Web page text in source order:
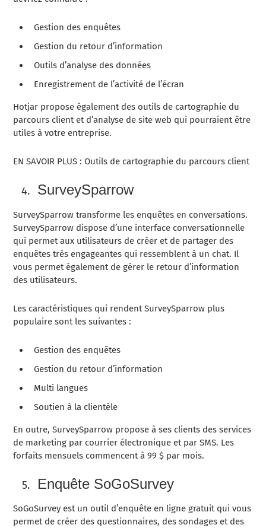
Gestion des enquêtes
Gestion du retour d’information
Outils d’analyse des données
Enregistrement de l’activité de l’écran
Hotjar propose également des outils de cartographie du
parcours client et d’analyse de site web qui pourraient être
utiles à votre entreprise.
EN SAVOIR PLUS : Outils de cartographie du parcours client
SurveySparrow
SurveySparrow transforme les enquêtes en conversations.
SurveySparrow dispose d’une interface conversationnelle
qui permet aux utilisateurs de créer et de partager des
enquêtes très engageantes qui ressemblent à un chat. Il
vous permet également de gérer le retour d’information
des utilisateurs.
Les caractéristiques qui rendent SurveySparrow plus
populaire sont les suivantes :
Gestion des enquêtes
Gestion du retour d’information
Multi langues
Soutien à la clientèle
En outre, SurveySparrow propose à ses clients des services
de marketing par courrier électronique et par SMS. Les
forfaits mensuels commencent à 99 $ par mois.
Enquête SoGoSurvey
SoGoSurvey est un outil d’enquête en ligne gratuit qui vous
permet de créer des questionnaires, des sondages et des